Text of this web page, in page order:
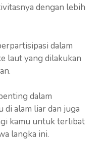
dengan lebih
dalam
laut yang dilakukan
dalam
alam liar dan juga
kamu untuk terlibat
langka ini.